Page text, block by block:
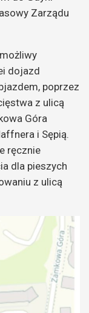
Zarządu
dojazd
poprzez
z ulicą
Góra
i Sępią.
ręcznie
dla pieszych
z ulicą